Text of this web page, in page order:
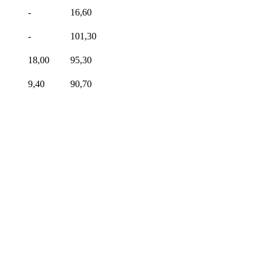
-
16,60
-
101,30
18,00
95,30
9,40 90,70